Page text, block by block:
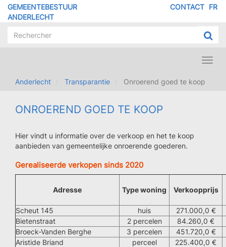
Overslaan
GEMEENTEBESTUUR
ANDERLECHT
FR
CONTACT
Anderlecht
Transparantie Onroerend goed te koop
ONROEREND GOED TE KOOP
Hier vindt u informatie over de verkoop en het te koop
aanbieden van gemeentelijke onroerende goederen.
Gerealiseerde verkopen sinds 2020
Adresse Type woning Verkoopprijs
Scheut 145 huis
271.000,0 €
Bietenstraat
2 percelen
84.260,0 €
Broeck-Vanden Berghe
3 percelen
451.720,0 €
Aristide Briand
perceel
225.400,0 €